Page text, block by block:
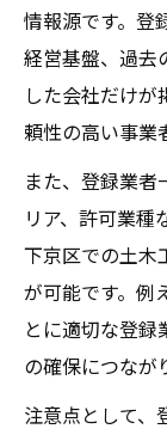
入札
指名
建設
入札資格
土木
る理由
業者
工事
土木
公的デー
情報源です。登
経営基盤、過去
した会社だけが
頼性の高い事業
また、登録業
リア、許可業種
下京区での土木
が可能です。例
とに適切な登
の確保につなが
注意点として、